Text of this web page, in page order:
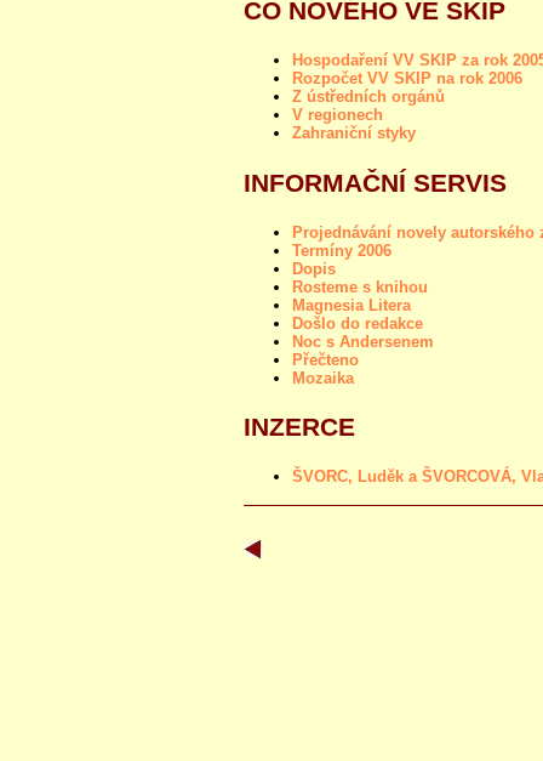
CO NOVÉHO VE SKIP
Hospodaření VV SKIP za rok
Rozpočet VV SKIP na rok 2006
Z ústředních orgánů
V regionech
Zahraniční styky
INFORMAČNÍ SERVIS
Projednávání novely autorského
Termíny 2006
Dopis
Rosteme s knihou
Magnesia Litera
Došlo do redakce
Noc s Andersenem
Přečteno
Mozaika
INZERCE
ŠVORC, Luděk a ŠVORCOVÁ,